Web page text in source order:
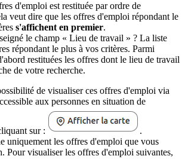
d'emploi est restituée par ordre de
veut dire que les offres d'emploi répondant le
s'affichent en premier.
le champ « Lieu de travail » ? La liste
répondant le plus à vos critères. Parmi
restituées les offres dont le lieu de travail
de votre recherche.
de visualiser ces offres d'emploi via
aux personnes en situation de
sur :
.
uniquement les offres d'emploi que vous
Pour visualiser les offres d'emploi suivantes,